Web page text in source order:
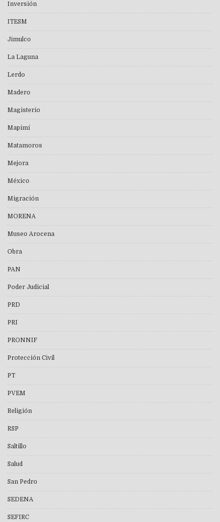
Inversión
ITESM
Jimulco
La Laguna
Lerdo
Madero
Magisterio
Mapimí
Matamoros
Mejora
México
Migración
MORENA
Museo Arocena
Obra
PAN
Poder Judicial
PRD
PRI
PRONNIF
Protección Civil
PT
PVEM
Religión
RSP
Saltillo
Salud
San Pedro
SEDENA
SEFIRC